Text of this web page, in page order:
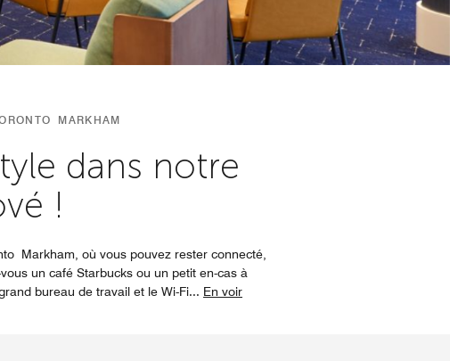
MARKHAM
dans notre
!
Markham, où vous pouvez rester connecté,
un café Starbucks ou un petit en-cas à
bureau de travail et le Wi-Fi... En voir